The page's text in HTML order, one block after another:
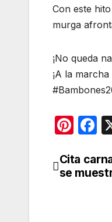
Con este
murga
¡No queda
¡A la
Pi
er
e
F
c
e
Cita
se